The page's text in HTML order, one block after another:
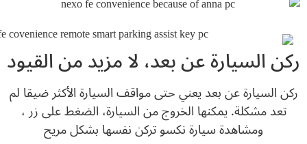
ركن السيارة عن بعد، لا مزيد من القيود
ركن السيارة عن بعد يعني حتى مواقف السيارة الأكثر ضيقا لم
تعد مشكلة. يمكنها الخروج من السيارة، الضغط على زر ،
ومشاهدة سيارة نكسو تركن نفسها بشكل مريح